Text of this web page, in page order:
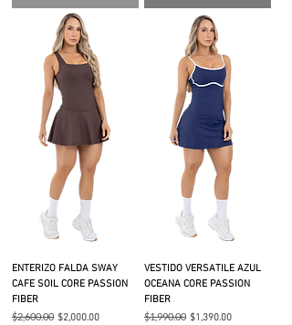
ENTERIZO FALDA SWAY
CAFE SOIL CORE PASSION
FIBER
Precio
$2,600.00 Precio de oferta
$2,000.00
VESTIDO VERSATILE AZUL
OCEANA CORE PASSION
FIBER
Precio
$1,990.00 Precio de oferta
$1,390.00